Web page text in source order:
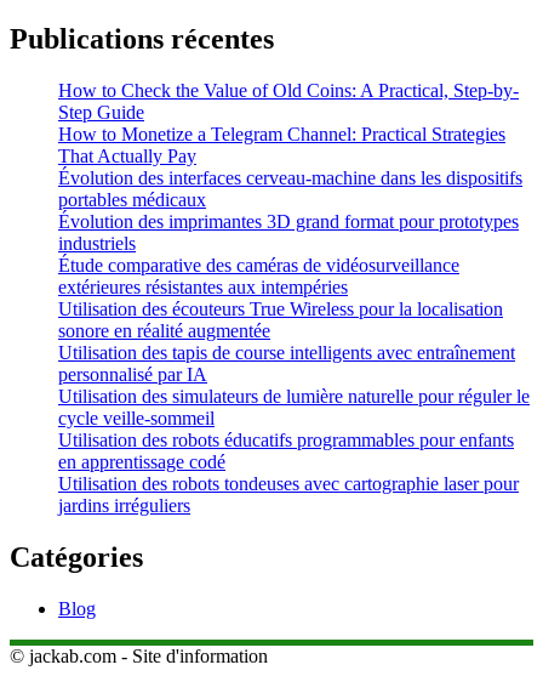
Publications récentes
How to Check the Value of Old Coins: A Practical, Step-by-
Step Guide
How to Monetize a Telegram Channel: Practical Strategies
That Actually Pay
Évolution des interfaces cerveau-machine dans les dispositifs
portables médicaux
Évolution des imprimantes 3D grand format pour prototypes
industriels
Étude comparative des caméras de vidéosurveillance
extérieures résistantes aux intempéries
Utilisation des écouteurs True Wireless pour la localisation
sonore en réalité augmentée
Utilisation des tapis de course intelligents avec entraînement
personnalisé par IA
Utilisation des simulateurs de lumière naturelle pour réguler le
cycle veille-sommeil
Utilisation des robots éducatifs programmables pour enfants
en apprentissage codé
Utilisation des robots tondeuses avec cartographie laser pour
jardins irréguliers
Catégories
Blog
© jackab.com - Site d'information